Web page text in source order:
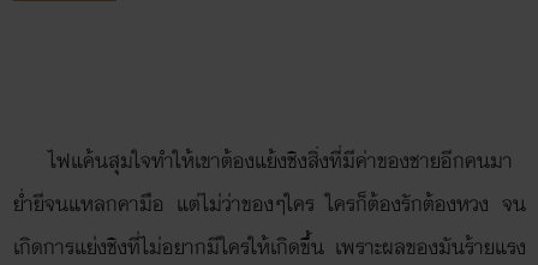
ไฟแค้นสุมใจทำให้เขาต้องแย้งชิงสิ่งที่มีค่าของชายอีกคนมา
ย่ำยีจนแหลกคามือ แต่ไม่ว่าของๆใคร ใครก็ต้องรักต้องหวง จน
เกิดการแย่งชิงที่ไม่อยากมีใครให้เกิดขึ้น เพราะผลของมันร้ายแรง